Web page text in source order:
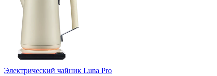
Электрический чайник Luna Pro